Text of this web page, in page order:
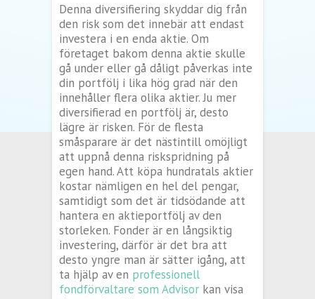
Denna diversifiering skyddar dig från
den risk som det innebär att endast
investera i en enda aktie. Om
företaget bakom denna aktie skulle
gå under eller gå dåligt påverkas inte
din portfölj i lika hög grad när den
innehåller flera olika aktier. Ju mer
diversifierad en portfölj är, desto
lägre är risken. För de flesta
småsparare är det nästintill omöjligt
att uppnå denna riskspridning på
egen hand. Att köpa hundratals aktier
kostar nämligen en hel del pengar,
samtidigt som det är tidsödande att
hantera en aktieportfölj av den
storleken. Fonder är en långsiktig
investering, därför är det bra att
desto yngre man är sätter igång, att
ta hjälp av en professionell
fondförvaltare som Advisor kan visa